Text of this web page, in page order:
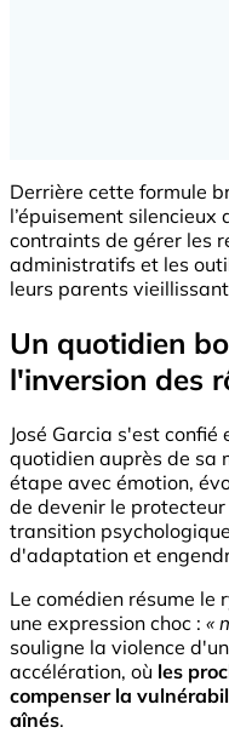
Derrière cette formule
l’épuisement
contraints de gérer les
administratifs et les
leurs parents
Un quotidien
l'inversion des
José Garcia s'est
quotidien auprès de sa
étape avec émotion,
de devenir le
transition
d'adaptation et
Le comédien résume le
une expression choc : «
souligne la violence
accélération, où les
compenser la
aînés.